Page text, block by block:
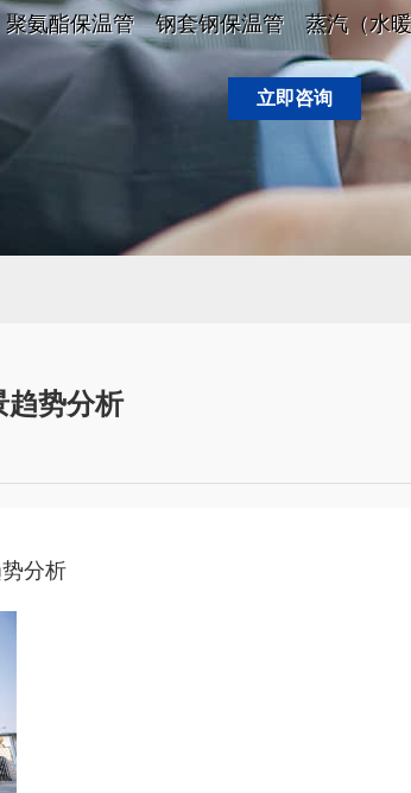
聚氨酯保温管 钢套钢保温管 蒸汽（水暖
立即咨询
趋势分析
分析